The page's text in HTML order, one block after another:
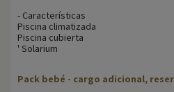
- Características
Piscina climatizada
Piscina cubierta
' Solarium
Pack bebé - cargo adicional,